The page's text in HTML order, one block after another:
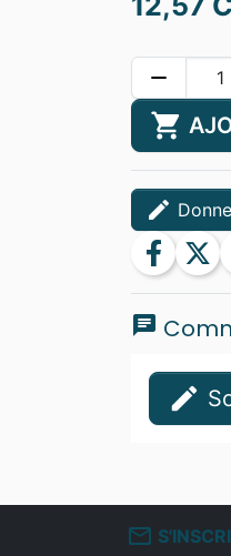
remove
shopping_cart
edit
facebook twitter
chat
edit
mail_outline